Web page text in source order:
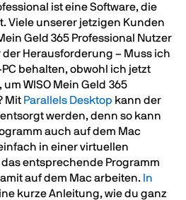
ist eine Software, die
Viele unserer jetzigen Kunden
Geld 365 Professional Nutzer
Herausforderung – Muss ich
behalten, obwohl ich jetzt
WISO Mein Geld 365
Mit Parallels Desktop kann der
werden, denn so kann
auch auf dem Mac
in einer virtuellen
entsprechende Programm
auf dem Mac arbeiten. In
kurze Anleitung, wie du ganz